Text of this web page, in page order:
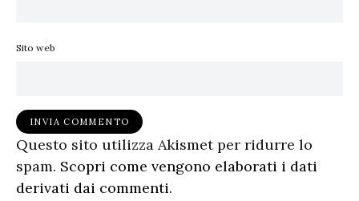
Sito web
Questo sito utilizza Akismet per ridurre lo
spam. Scopri come vengono elaborati i dati
derivati dai commenti.